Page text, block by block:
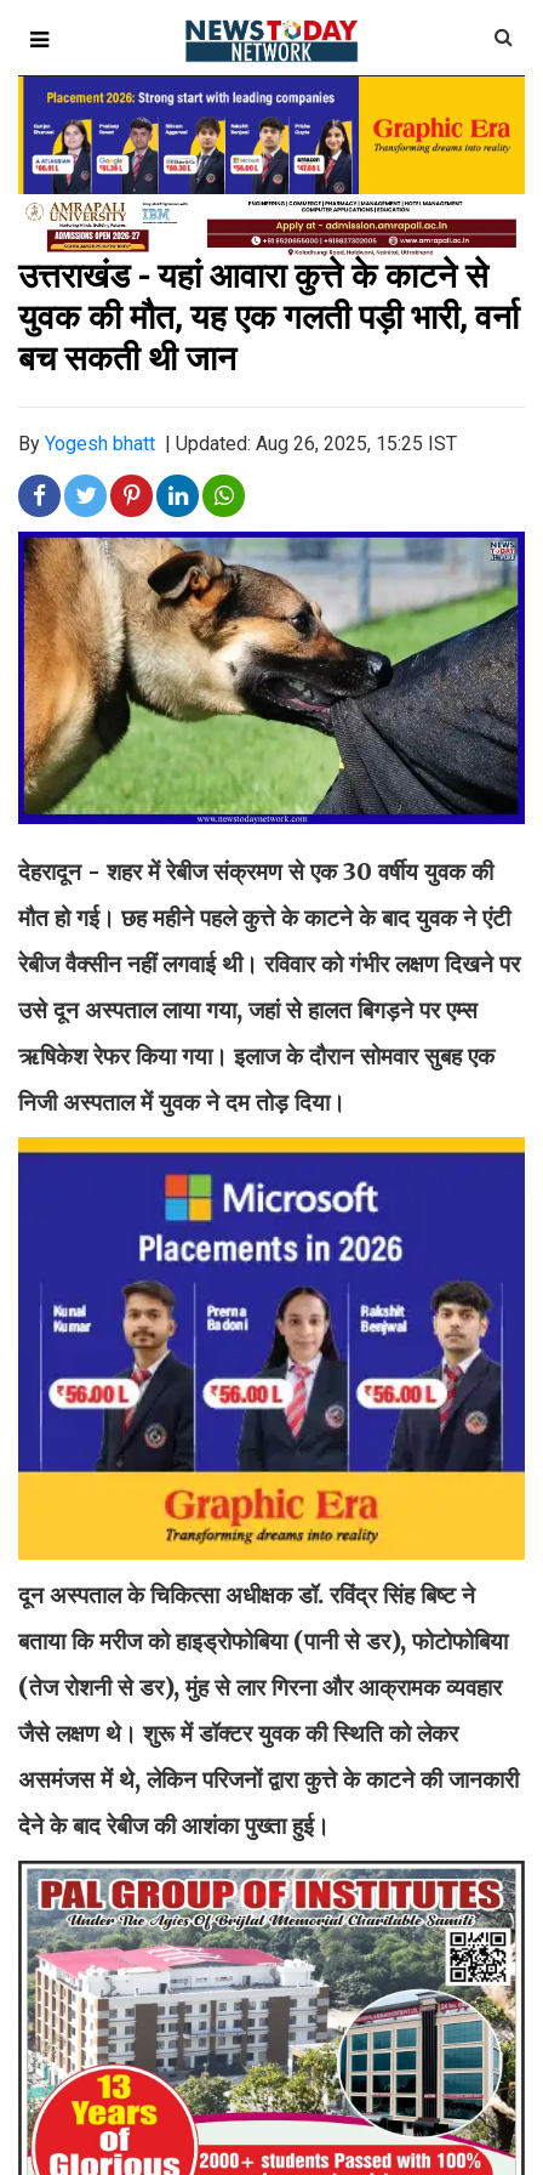
उत्तराखंड - यहां आवारा कुत्ते के काटने से
युवक की मौत, यह एक गलती पड़ी भारी, वर्ना
बच सकती थी जान
By Yogesh bhatt Updated: Aug 26, 2025, 15:25 IST
देहरादून - शहर में रेबीज संक्रमण से एक 30 वर्षीय युवक की
मौत हो गई। छह महीने पहले कुत्ते के काटने के बाद युवक ने एंटी
रेबीज वैक्सीन नहीं लगवाई थी। रविवार को गंभीर लक्षण दिखने पर
उसे दून अस्पताल लाया गया, जहां से हालत बिगड़ने पर एम्स
ऋषिकेश रेफर किया गया। इलाज के दौरान सोमवार सुबह एक
निजी अस्पताल में युवक ने दम तोड़ दिया।
दून अस्पताल के चिकित्सा अधीक्षक डॉ. रविंद्र सिंह बिष्ट ने
बताया कि मरीज को हाइड्रोफोबिया (पानी से डर), फोटोफोबिया
(तेज रोशनी से डर), मुंह से लार गिरना और आक्रामक व्यवहार
जैसे लक्षण थे। शुरू में डॉक्टर युवक की स्थिति को लेकर
असमंजस में थे, लेकिन परिजनों द्वारा कुत्ते के काटने की जानकारी
देने के बाद रेबीज की आशंका पुख्ता हुई।